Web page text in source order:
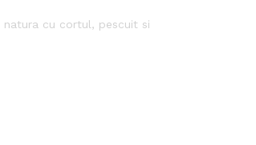
cu cortul, pescuit si